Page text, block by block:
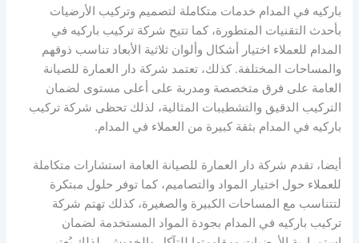
باركيه في المدام خدمات متكاملة لتصميم وتركيب الأرضيات
بأحدث التقنيات المتطورة، كما تتيح شركة تركيب باركيه في
المدام للعملاء اختيار أشكال وألوان ثلاثية الأبعاد تناسب ذوقهم
والمساحات المختلفة. كذلك، تعتمد شركة دار العمارة للصيانة
العامة على فرق متخصصة ومدربة على أعلى مستوى لضمان
التركيب الدقيق والتشطيبات المثالية، لذلك تحظى شركة تركيب
باركيه في المدام بثقة كبيرة من العملاء في المدام.
أيضا، تقدم شركة دار العمارة للصيانة العامة استشارات متكاملة
للعملاء حول اختيار المواد والتصاميم، كما توفر حلول مبتكرة
لتتناسب مع المساحات الكبيرة والصغيرة، كذلك تهتم شركة
تركيب باركيه في المدام بجودة المواد المستخدمة لضمان